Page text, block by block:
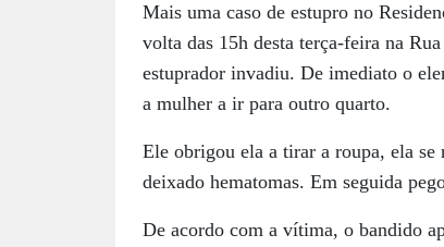
Mais uma caso de estupro no
volta das 15h desta terça-feira na
estuprador invadiu. De imediato o
a mulher a ir para outro quarto.
Ele obrigou ela a tirar a roupa, ela se
deixado hematomas. Em seguida
De acordo com a vítima, o bandido